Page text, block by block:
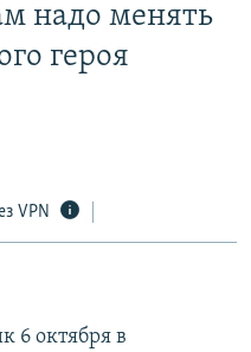
надо менять
героя
VPN
6 октября в